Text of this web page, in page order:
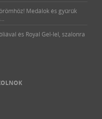
Medálok és gyűrűk
és Royal Gel-lel, szalonra